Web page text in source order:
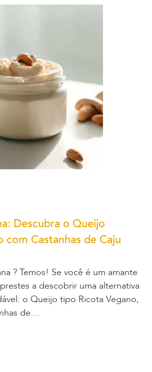
Descubra o Queijo
com Castanhas de Caju
? Temos! Se você é um amante
a descobrir uma alternativa
o Queijo tipo Ricota Vegano,
de…